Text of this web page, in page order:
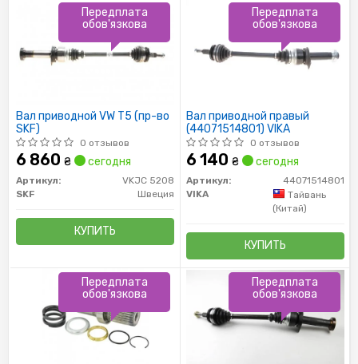
Вал приводной VW T5 (пр-во
SKF)
0 отзывов
6 860 ₴ сегодня
Артикул:
VKJC 5208
SKF
Швеция
КУПИТЬ
Передплата
обов'язкова
Вал приводной правый
(44071514801) VIKA
0 отзывов
6 140 ₴ сегодня
Артикул:
44071514801
VIKA
Тайвань
(Китай)
КУПИТЬ
Передплата
обов'язкова
Передплата
обов'язкова
Передплата
обов'язкова